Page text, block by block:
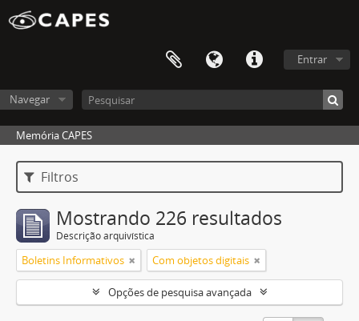
Entrar
Navegar
Memória CAPES
Filtros
Mostrando 226 resultados
Descrição arquivística
Boletins Informativos Com objetos digitais
Opções de pesquisa avançada